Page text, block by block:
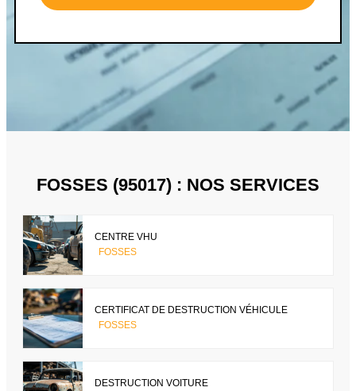
FOSSES (95017) : NOS SERVICES
CENTRE VHU
FOSSES
CERTIFICAT DE DESTRUCTION VÉHICULE
FOSSES
DESTRUCTION VOITURE